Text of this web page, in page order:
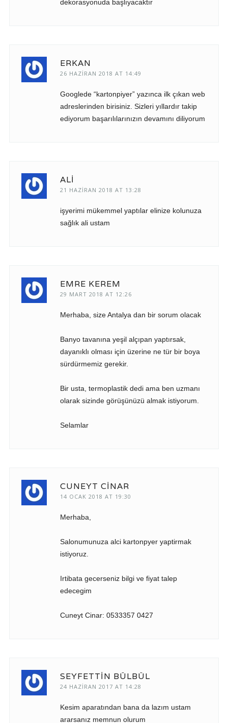
dekorasyonuda başlıyacaktır
ERKAN
26 HAZIRAN 2018 AT 14:49
Googlede “kartonpiyer” yazınca ilk çıkan web
adreslerinden birisiniz. Sizleri yıllardır takip
ediyorum başarılılarınızın devamını diliyorum
ALI
21 HAZIRAN 2018 AT 13:28
işyerimi mükemmel yaptılar elinize kolunuza
sağlık ali ustam
EMRE KEREM
29 MART 2018 AT 12:26
Merhaba, size Antalya dan bir sorum olacak
Banyo tavanına yeşil alçıpan yaptırsak,
dayanıklı olması için üzerine ne tür bir boya
sürdürmemiz gerekir.
Bir usta, termoplastik dedi ama ben uzmanı
olarak sizinde görüşünüzü almak istiyorum.
Selamlar
CUNEYT CINAR
14 OCAK 2018 AT 19:30
Merhaba,
Salonumunuza alci kartonpyer yaptirmak
istiyoruz.
Irtibata gecerseniz bilgi ve fiyat talep
edecegim
Cuneyt Cinar: 0533357 0427
SEYFETTIN BÜLBÜL
24 HAZIRAN 2017 AT 14:28
Kesim aparatından bana da lazım ustam
ararsanız memnun olurum